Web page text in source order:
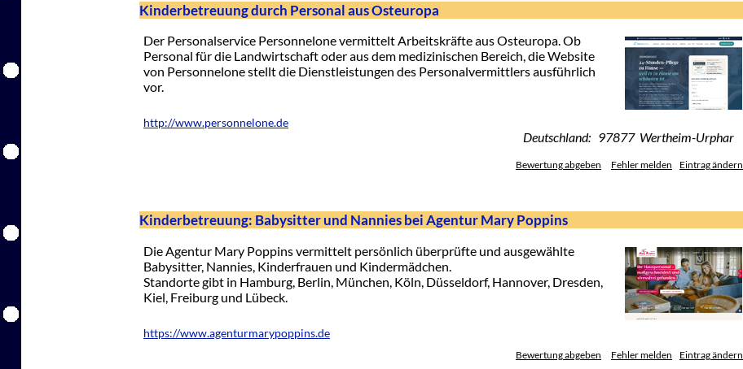
Kinderbetreuung durch Personal aus Osteuropa
Der Personalservice Personnelone vermittelt Arbeitskräfte aus Osteuropa. Ob
Personal für die Landwirtschaft oder aus dem medizinischen Bereich, die Website
von Personnelone stellt die Dienstleistungen des Personalvermittlers ausführlich
vor.
http://www.personnelone.de
Deutschland: 97877 Wertheim-Urphar
Bewertung abgeben Fehler melden Eintrag ändern
Kinderbetreuung: Babysitter und Nannies bei Agentur Mary Poppins
Die Agentur Mary Poppins vermittelt persönlich überprüfte und ausgewählte
Babysitter, Nannies, Kinderfrauen und Kindermädchen.
Standorte gibt in Hamburg, Berlin, München, Köln, Düsseldorf, Hannover, Dresden,
Kiel, Freiburg und Lübeck.
https://www.agenturmarypoppins.de
Bewertung abgeben Fehler melden Eintrag ändern